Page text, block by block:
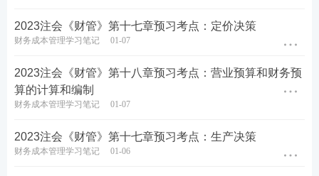
2023注会《财管》第十七章预习考点：定价决策
财务成本管理学习笔记 01-07
2023注会《财管》第十八章预习考点：营业预算和财务预
算的计算和编制
财务成本管理学习笔记 01-07
2023注会《财管》第十七章预习考点：生产决策
财务成本管理学习笔记 01-06